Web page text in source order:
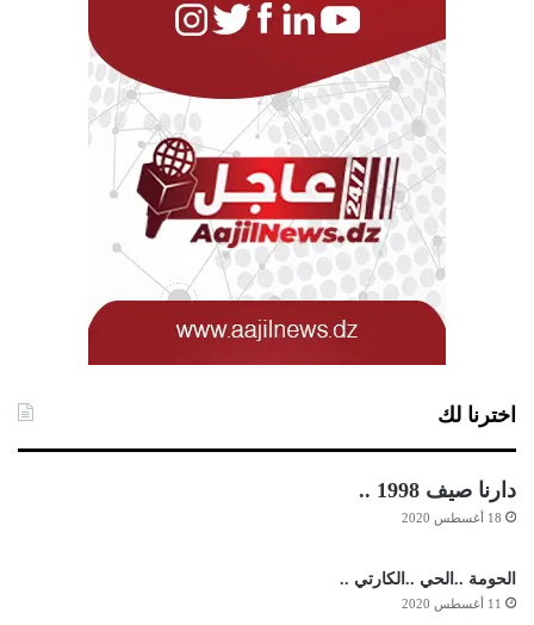
اخترنا لك
دارنا صيف 1998 ..
18 أغسطس 2020
الحومة ..الحي ..الكارتي ..
11 أغسطس 2020